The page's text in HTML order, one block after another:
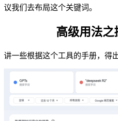
议我们去布局这个关键词。
高级用法之
讲一些根据这个工具的手册，得